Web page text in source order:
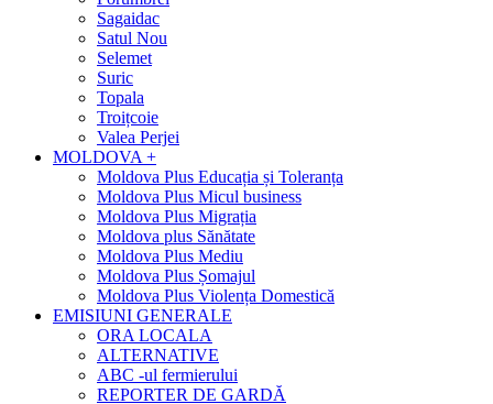
Sagaidac
Satul Nou
Selemet
Suric
Topala
Troițcoie
Valea Perjei
MOLDOVA +
Moldova Plus Educația și Toleranța
Moldova Plus Micul business
Moldova Plus Migrația
Moldova plus Sănătate
Moldova Plus Mediu
Moldova Plus Șomajul
Moldova Plus Violența Domestică
EMISIUNI GENERALE
ORA LOCALA
ALTERNATIVE
ABC -ul fermierului
REPORTER DE GARDĂ